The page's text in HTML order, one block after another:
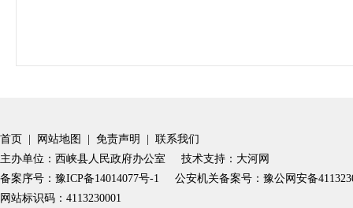
首页 网站地图 免责声明
联系我们
主办单位：西峡县人民政府办公室 技术支持：大河网
备案序号：豫ICP备14014077号-1
公安机关备案号：豫公网安备
网站标识码：4113230001